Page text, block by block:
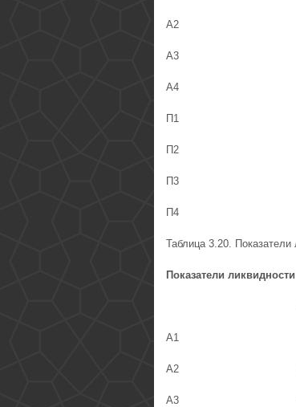
А2
А3
А4
П1
П2
П3
П4
Таблица 3.20. Показатели
Показатели ликвидности
А1
А2
А3